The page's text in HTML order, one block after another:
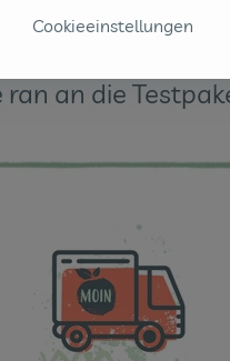
an die
Cookieeinstellungen